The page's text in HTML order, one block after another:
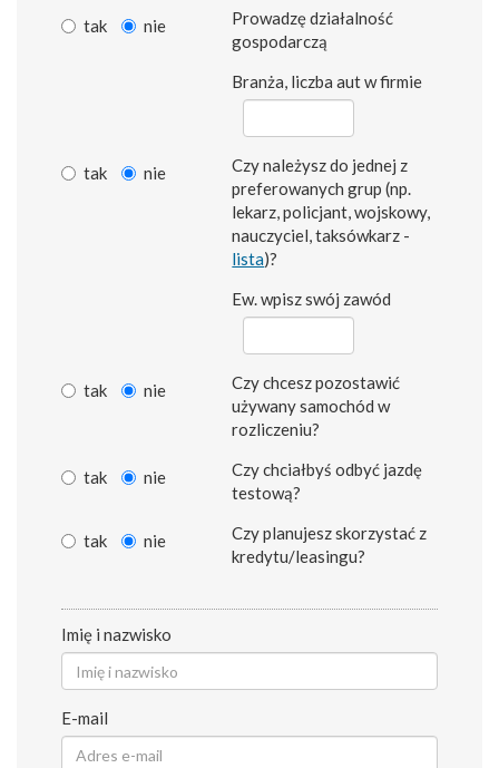
tak nie
Prowadzę działalność
gospodarczą
Branża, liczba aut w firmie
tak nie
Czy należysz do jednej z
preferowanych grup (np.
lekarz, policjant, wojskowy,
nauczyciel, taksówkarz -
lista)?
Ew. wpisz swój zawód
tak nie
Czy chcesz pozostawić
używany samochód w
rozliczeniu?
tak nie
Czy chciałbyś odbyć jazdę
testową?
tak nie
Czy planujesz skorzystać z
kredytu/leasingu?
Imię i nazwisko
E-mail